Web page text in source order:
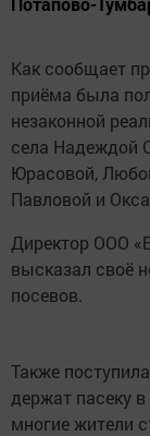
Как сообщает
приёма была
незаконной
села Надеждой
Юрасовой,
Павловой и
Директор ООО
высказал своё
посевов.
Также
держат пасеку в
многие жители